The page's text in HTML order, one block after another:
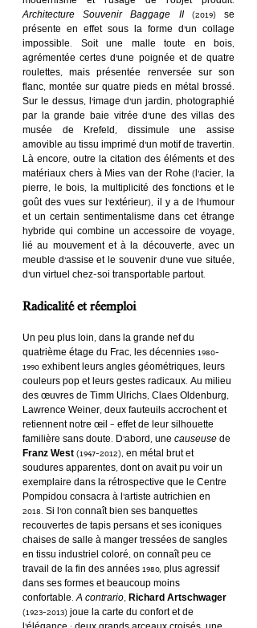
Architecture Souvenir Baggage II (2019) se
présente en effet sous la forme d’un collage
impossible. Soit une malle toute en bois,
agrémentée certes d’une poignée et de quatre
roulettes, mais présentée renversée sur son
flanc, montée sur quatre pieds en métal brossé.
Sur le dessus, l’image d’un jardin, photographié
par la grande baie vitrée d’une des villas des
musée de Krefeld, dissimule une assise
amovible au tissu imprimé d’un motif de travertin.
Là encore, outre la citation des éléments et des
matériaux chers à Mies van der Rohe (l’acier, la
pierre, le bois, la multiplicité des fonctions et le
goût des vues sur l’extérieur), il y a de l’humour
et un certain sentimentalisme dans cet étrange
hybride qui combine un accessoire de voyage,
lié au mouvement et à la découverte, avec un
meuble d’assise et le souvenir d’une vue située,
d’un virtuel chez-soi transportable partout.
Radicalité et réemploi
Un peu plus loin, dans la grande nef du
quatrième étage du Frac, les décennies 1980-
1990 exhibent leurs angles géométriques, leurs
couleurs pop et leurs gestes radicaux. Au milieu
des œuvres de Timm Ulrichs, Claes Oldenburg,
Lawrence Weiner, deux fauteuils accrochent et
retiennent notre œil – effet de leur silhouette
familière sans doute. D’abord, une causeuse de
Franz West (1947-2012), en métal brut et
soudures apparentes, dont on avait pu voir un
exemplaire dans la rétrospective que le Centre
Pompidou consacra à l’artiste autrichien en
2018. Si l’on connaît bien ses banquettes
recouvertes de tapis persans et ses iconiques
chaises de salle à manger tressées de sangles
en tissu industriel coloré, on connaît peu ce
travail de la fin des années 1980, plus agressif
dans ses formes et beaucoup moins
confortable. A contrario, Richard Artschwager
(1923-2013) joue la carte du confort et de